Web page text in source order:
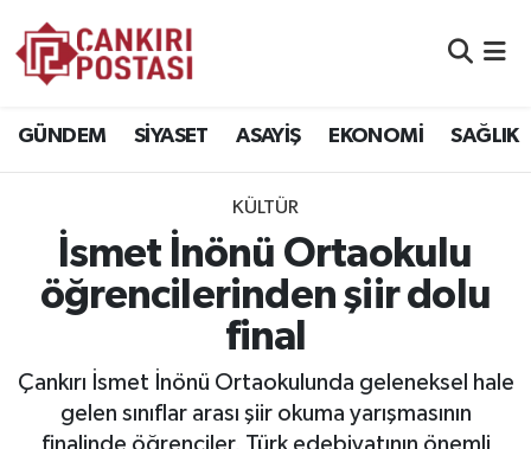
GÜNDEM SİYASET ASAYİŞ EKONOMİ SAĞLIK
KÜLTÜR
İsmet İnönü Ortaokulu
öğrencilerinden şiir dolu
final
Çankırı İsmet İnönü Ortaokulunda geleneksel hale
gelen sınıflar arası şiir okuma yarışmasının
EKONOMİ
SPOR
Trafik Durumu
Süper Lig Puan Durumu ve Fikstür
Tüm Manşetler